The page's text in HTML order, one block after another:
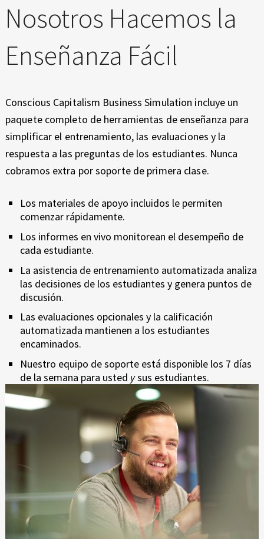
Nosotros Hacemos la
Enseñanza Fácil
Conscious Capitalism Business Simulation incluye un
paquete completo de herramientas de enseñanza para
simplificar el entrenamiento, las evaluaciones y la
respuesta a las preguntas de los estudiantes. Nunca
cobramos extra por soporte de primera clase.
Los materiales de apoyo incluidos le permiten
comenzar rápidamente.
Los informes en vivo monitorean el desempeño de
cada estudiante.
La asistencia de entrenamiento automatizada analiza
las decisiones de los estudiantes y genera puntos de
discusión.
Las evaluaciones opcionales y la calificación
automatizada mantienen a los estudiantes
encaminados.
Nuestro equipo de soporte está disponible los 7 días
de la semana para usted ysus estudiantes.